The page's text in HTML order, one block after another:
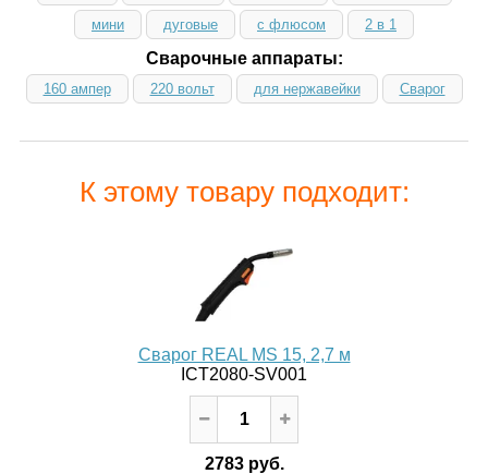
мини дуговые с флюсом 2 в 1
Сварочные аппараты:
160 ампер 220 вольт для нержавейки Сварог
К этому товару подходит:
Сварог REAL MS 15, 2,7 м
ICT2080-SV001
2783 руб.